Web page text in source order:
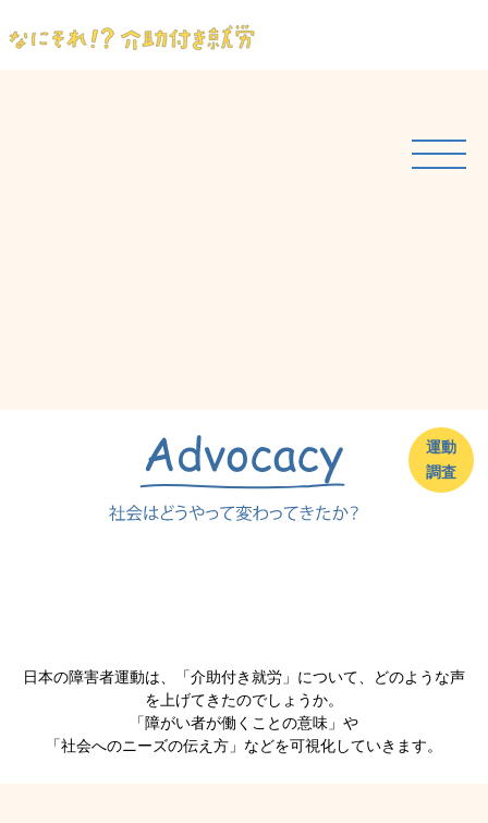
運動
調査
日本の障害者運動は、「介助付き就労」について、どのような声
を上げてきたのでしょうか。
「障がい者が働くことの意味」や
「社会へのニーズの伝え方」などを可視化していきます。